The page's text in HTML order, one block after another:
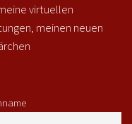
virtuellen
meinen neuen